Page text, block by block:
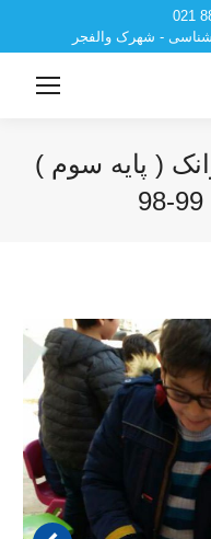
شناسی - شهرک والفجر
( پایه سوم )